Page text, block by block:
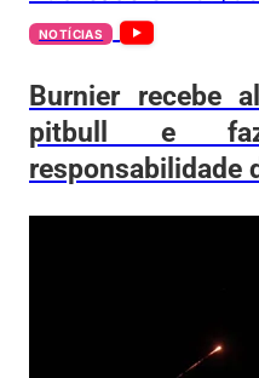
NOTÍCIAS
Burnier recebe
pitbull e
responsabilidade